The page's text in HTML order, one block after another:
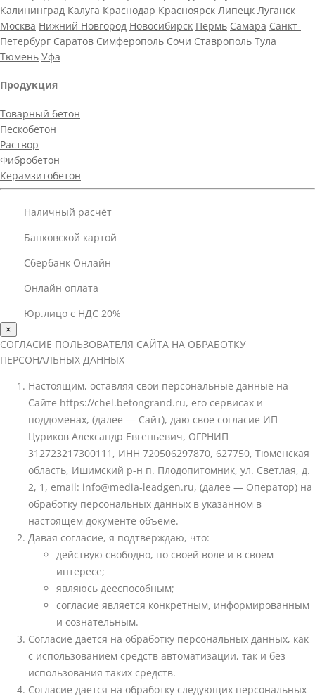
Калининград Калуга Краснодар Красноярск Липецк Луганск
Москва Нижний Новгород Новосибирск Пермь Самара Санкт-
Петербург Саратов Симферополь Сочи Ставрополь Тула
Тюмень Уфа
Продукция
Товарный бетон
Пескобетон
Раствор
Фибробетон
Керамзитобетон
Наличный расчёт
Банковской картой
Сбербанк Онлайн
Онлайн оплата
Юр.лицо с НДС 20%
×
СОГЛАСИЕ ПОЛЬЗОВАТЕЛЯ САЙТА НА ОБРАБОТКУ
ПЕРСОНАЛЬНЫХ ДАННЫХ
Настоящим, оставляя свои персональные данные на
Сайте https://chel.betongrand.ru, его сервисах и
поддоменах, (далее — Сайт), даю свое согласие ИП
Цуриков Александр Евгеньевич, ОГРНИП
312723217300111, ИНН 720506297870, 627750, Тюменская
область, Ишимский р-н п. Плодопитомник, ул. Светлая, д.
2, 1, email: info@media-leadgen.ru, (далее — Оператор) на
обработку персональных данных в указанном в
настоящем документе объеме.
Давая согласие, я подтверждаю, что:
действую свободно, по своей воле и в своем
интересе;
являюсь дееспособным;
согласие является конкретным, информированным
и сознательным.
Согласие дается на обработку персональных данных, как
с использованием средств автоматизации, так и без
использования таких средств.
Согласие дается на обработку следующих персональных